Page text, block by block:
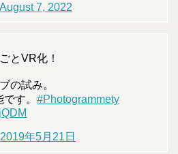
August 7, 2022
とVR化！
の試み。
す。 #Photogrammety
2019年5月21日